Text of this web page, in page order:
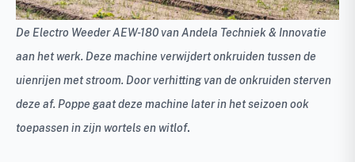
De Electro Weeder AEW-180 van Andela Techniek & Innovatie
aan het werk. Deze machine verwijdert onkruiden tussen de
uienrijen met stroom. Door verhitting van de onkruiden sterven
deze af. Poppe gaat deze machine later in het seizoen ook
toepassen in zijn wortels en witlof.